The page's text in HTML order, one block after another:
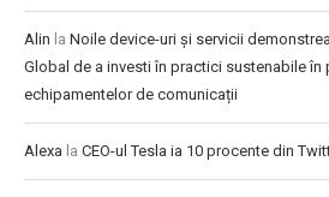
Alin la Noile device-uri și servicii
Global de a investi în practici sustenabile în
echipamentelor de comunicații
Alexa la CEO-ul Tesla ia 10 procente din